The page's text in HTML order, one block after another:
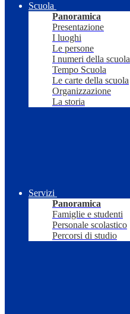
Scuola
Panoramica
Presentazione
I luoghi
Le persone
I numeri della scuola
Tempo Scuola
Le carte della scuola
Organizzazione
La storia
Servizi
Panoramica
Famiglie e studenti
Personale scolastico
Percorsi di studio